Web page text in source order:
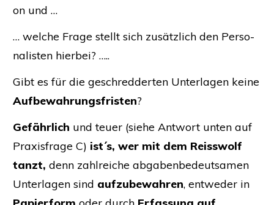
on und …
… wel­che Fra­ge stellt sich zusätz­lich den Per­so­
na­lis­ten hierbei? …..
Gibt es für die geschred­der­ten Unter­la­gen kei­ne
Auf­be­wah­rungs­fris­ten?
Gefähr­lich und teu­er (sie­he Ant­wort unten auf
Pra­xis­fra­ge C) ist´s, wer mit dem Reiss­wolf
tanzt, denn zahl­rei­che abga­ben­be­deut­sa­men
Unter­la­gen sind auf­zu­be­wah­ren, ent­we­der in